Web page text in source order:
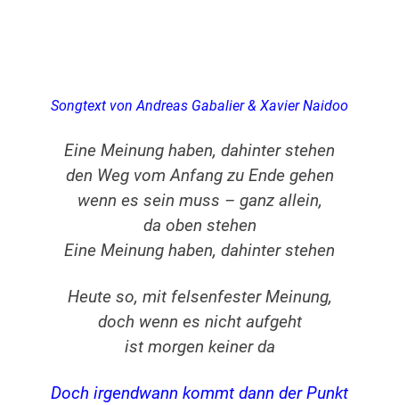
Songtext von Andreas Gabalier & Xavier Naidoo
Eine Meinung haben, dahinter stehen
den Weg vom Anfang zu Ende gehen
wenn es sein muss – ganz allein,
da oben stehen
Eine Meinung haben, dahinter stehen
Heute so, mit felsenfester Meinung,
doch wenn es nicht aufgeht
ist morgen keiner da
Doch irgendwann kommt dann der Punkt